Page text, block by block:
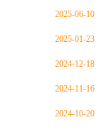
2025-06-10
2025-01-23
2024-12-18
2024-11-16
2024-10-20